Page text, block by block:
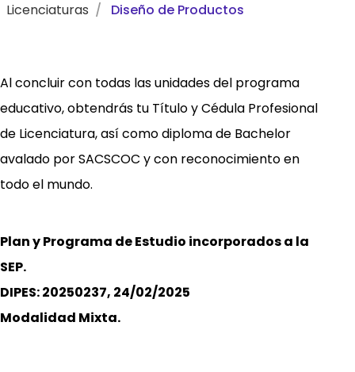
Licenciaturas Diseño de Productos
Al concluir con todas las unidades del programa
educativo, obtendrás tu Título y Cédula Profesional
de Licenciatura, así como diploma de Bachelor
avalado por SACSCOC y con reconocimiento en
todo el mundo.
Plan y Programa de Estudio incorporados a la
SEP.
DIPES: 20250237, 24/02/2025
Modalidad Mixta.